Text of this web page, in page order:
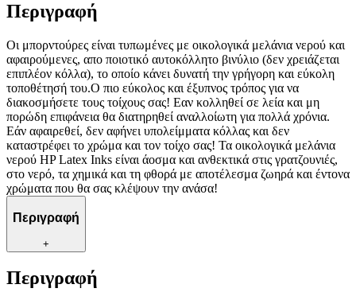
Περιγραφή
Οι μπορντούρες είναι τυπωμένες με οικολογικά μελάνια νερού και
αφαιρούμενες, απο ποιοτικό αυτοκόλλητο βινύλιο (δεν χρειάζεται
επιπλέον κόλλα), το οποίο κάνει δυνατή την γρήγορη και εύκολη
τοποθέτησή του.Ο πιο εύκολος και έξυπνος τρόπος για να
διακοσμήσετε τους τοίχους σας! Εαν κολληθεί σε λεία και μη
πορώδη επιφάνεια θα διατηρηθεί αναλλοίωτη για πολλά χρόνια.
Εάν αφαιρεθεί, δεν αφήνει υπολείμματα κόλλας και δεν
καταστρέφει το χρώμα και τον τοίχο σας! Τα οικολογικά μελάνια
νερού HP Latex Inks είναι άοσμα και ανθεκτικά στις γρατζουνιές,
στο νερό, τα χημικά και τη φθορά με αποτέλεσμα ζωηρά και έντονα
χρώματα που θα σας κλέψουν την ανάσα!
Περιγραφή
+
Περιγραφή